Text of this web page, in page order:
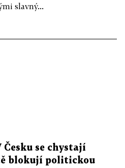
slavný...
se chystají
blokují politickou